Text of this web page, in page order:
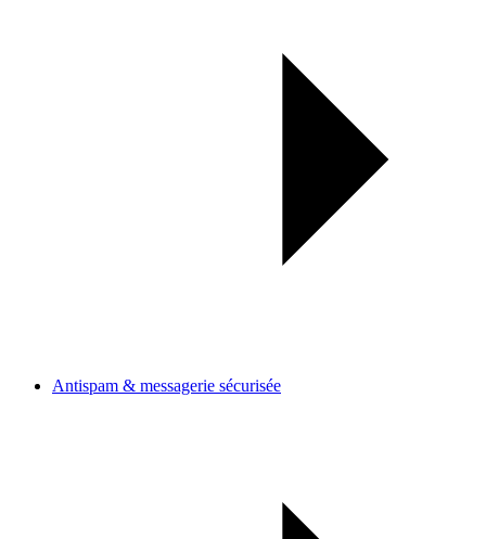
Antispam & messagerie sécurisée